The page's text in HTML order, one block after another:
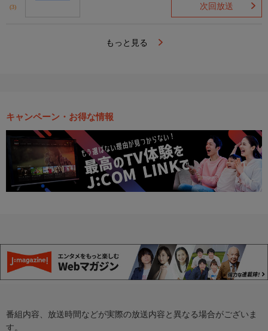
(3) 次回放送
もっと見る
キャンペーン・お得な情報
番組内容、放送時間などが実際の放送内容と異なる場合がございま
す。